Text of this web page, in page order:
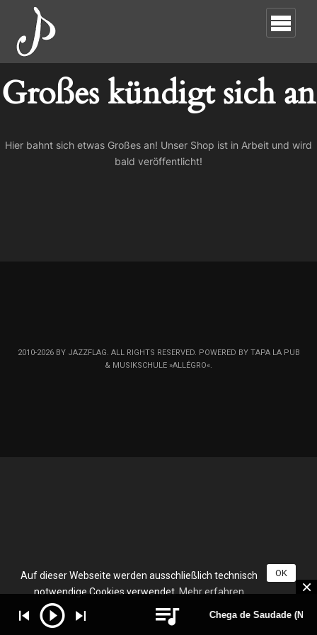
Großes kündigt sich an
Hier bahnt sich etwas Großes an! Unser Shop ist in Arbeit und wird
bald veröffentlicht!
2010-2026 BY JAZZFLAG. ALL RIGHTS RESERVED. POWERED BY TAPA LA PUB
& MUSIKSCHULE »ALLÉGRO«.
Chega de Saudade (No
Auf dieser Webseite werden ausschließlich technisch
notwendige Cookies verwendet.Mehr erfahren
OK